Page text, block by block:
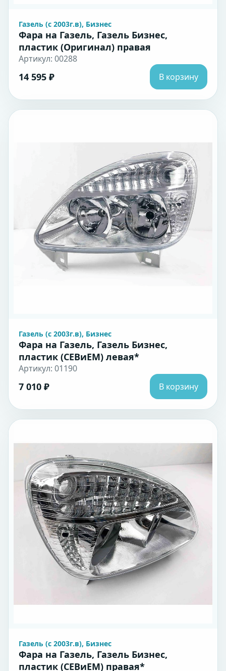
Газель (с 2003г.в), Бизнес
Фара на Газель, Газель Бизнес,
пластик (Оригинал) правая
Артикул: 00288
14 595 ₽ В корзину
Газель (с 2003г.в), Бизнес
Фара на Газель, Газель Бизнес,
пластик (СЕВиЕМ) левая*
Артикул: 01190
7 010 ₽ В корзину
Газель (с 2003г.в), Бизнес
Фара на Газель, Газель Бизнес,
пластик (СЕВиЕМ) правая*